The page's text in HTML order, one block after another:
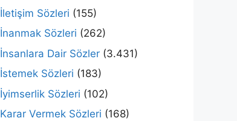
İletişim Sözleri (155)
İnanmak Sözleri (262)
İnsanlara Dair Sözler (3.431)
İstemek Sözleri (183)
İyimserlik Sözleri (102)
Karar Vermek Sözleri (168)